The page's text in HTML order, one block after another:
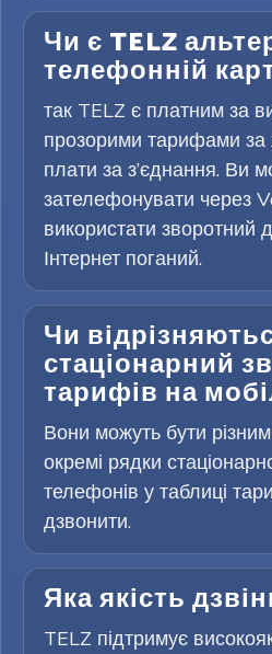
Чи є TELZ
телефонній
так TELZ є платним за
прозорими тарифами за
плати за з’єднання. Ви
зателефонувати через
використати зворотний
Інтернет поганий.
Чи
стаціонарний
тарифів на
Вони можуть бути
окремі рядки
телефонів у таблиці
дзвонити.
Яка якість
TELZ підтримує